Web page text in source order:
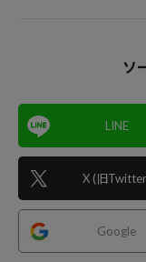
ソ
LINE
X (旧
Google